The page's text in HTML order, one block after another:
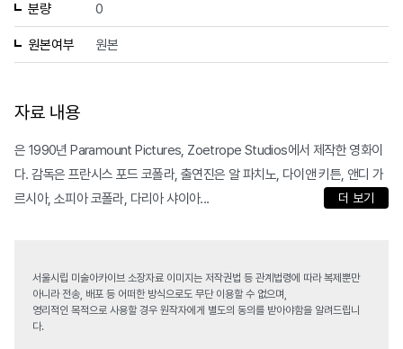
분량 0
원본여부 원본
자료 내용
은 1990년 Paramount Pictures, Zoetrope Studios에서 제작한 영화이
다. 감독은 프란시스 포드 코폴라, 출연진은 알 파치노, 다이앤 키튼, 앤디 가
르시아, 소피아 코폴라, 다리아 샤이아...
더 보기
서울시립 미술아카이브 소장자료 이미지는 저작권법 등 관계법령에 따라 복제뿐만
아니라 전송, 배포 등 어떠한 방식으로도 무단 이용할 수 없으며,
영리적인 목적으로 사용할 경우 원작자에게 별도의 동의를 받아야함을 알려드립니
다.